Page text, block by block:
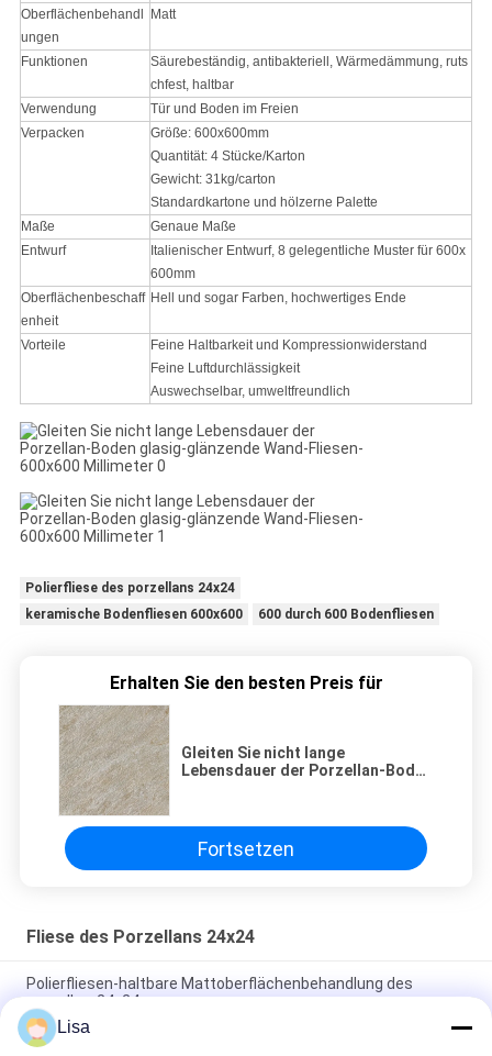
Oberflächenbehandl
ungen
Matt
Funktionen
Säurebeständig, antibakteriell, Wärmedämmung, ruts
chfest, haltbar
Verwendung
Tür und Boden im Freien
Verpacken
Größe: 600x600mm
Quantität: 4 Stücke/Karton
Gewicht: 31kg/carton
Standardkartone und hölzerne Palette
Maße
Genaue Maße
Entwurf
Italienischer Entwurf, 8 gelegentliche Muster für 600x
600mm
Oberflächenbeschaff
enheit
Hell und sogar Farben, hochwertiges Ende
Vorteile
Feine Haltbarkeit und Kompressionwiderstand
Feine Luftdurchlässigkeit
Auswechselbar, umweltfreundlich
Polierfliese des porzellans 24x24
keramische Bodenfliesen 600x600
600 durch 600 Bodenfliesen
Erhalten Sie den besten Preis für
Gleiten Sie nicht lange
Lebensdauer der Porzellan-Boden
Fortsetzen
Fliese des Porzellans 24x24
Polierfliesen-haltbare Mattoberflächenbehandlung des
porzellan-24x24
Porzellan-Fliesen-/Sandstein-Porzellan-Bodenfliesen 600*600
Lisa